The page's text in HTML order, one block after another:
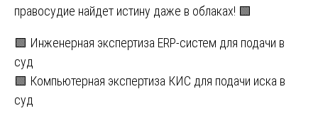
правосудие найдет истину даже в облаках! 🟩
Навигация
по
записям
🟩 Инженерная экспертиза ERP-систем для подачи в
суд
🟩 Компьютерная экспертиза КИС для подачи иска в
суд